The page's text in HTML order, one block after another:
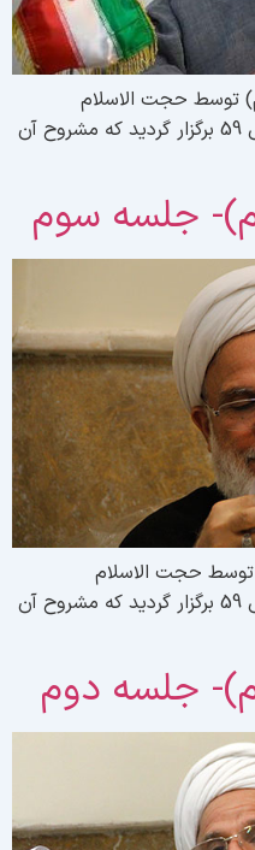
تکمیلی 1(صوم) توسط حجت الاسلام
والمسلمین محمدی عراقی در مدرس 59 برگزار گردید که مشروح آن
1(صوم) توسط حجت الاسلام
والمسلمین محمدی عراقی در مدرس 59 برگزار گردید که مشروح آن